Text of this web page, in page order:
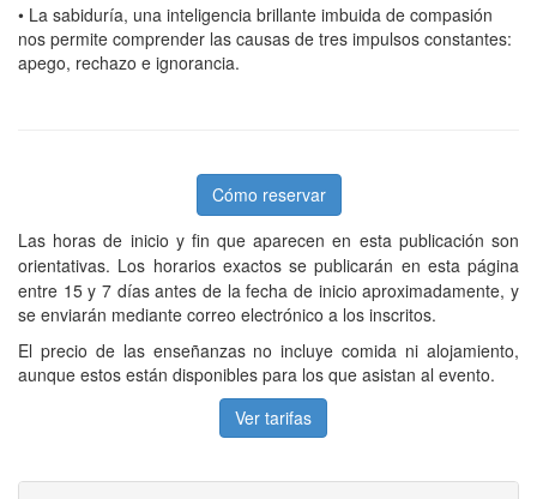
• La sabiduría, una inteligencia brillante imbuida de compasión
nos permite comprender las causas de tres impulsos constantes:
apego, rechazo e ignorancia.
Cómo reservar
Las horas de inicio y fin que aparecen en esta publicación son
orientativas. Los horarios exactos se publicarán en esta página
entre 15 y 7 días antes de la fecha de inicio aproximadamente, y
se enviarán mediante correo electrónico a los inscritos.
El precio de las enseñanzas no incluye comida ni alojamiento,
aunque estos están disponibles para los que asistan al evento.
Ver tarifas